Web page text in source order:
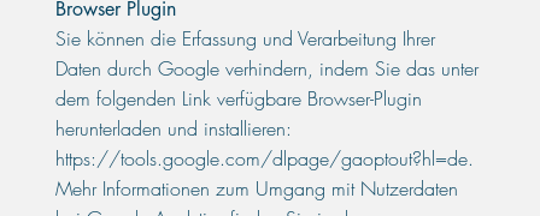
Browser Plugin
Sie können die Erfassung und Verarbeitung Ihrer
Daten durch Google verhindern, indem Sie das unter
dem folgenden Link verfügbare Browser-Plugin
herunterladen und installieren:
https://tools.google.com/dlpage/gaoptout?hl=de.
Mehr Informationen zum Umgang mit Nutzerdaten